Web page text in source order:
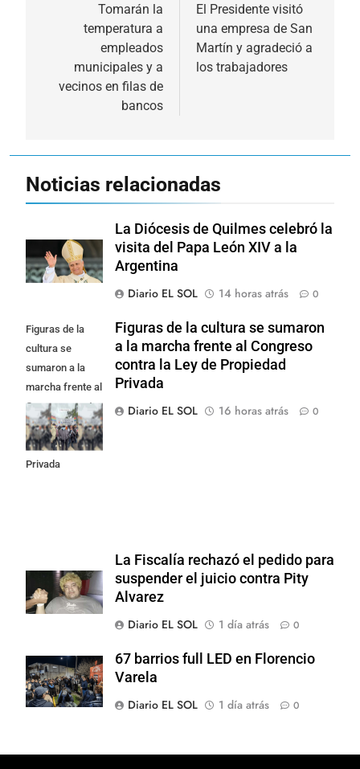
entradas
Tomarán la
temperatura a
empleados
municipales y a
vecinos en filas de
bancos
El Presidente visitó
una empresa de San
Martín y agradeció a
los trabajadores
Noticias relacionadas
La Diócesis de Quilmes celebró la
visita del Papa León XIV a la
Argentina
Diario EL SOL
14 horas atrás 0
Figuras de la
cultura se
sumaron a la
marcha frente al
Congreso contra
la Ley de
Propiedad
Privada
Figuras de la cultura se sumaron
a la marcha frente al Congreso
contra la Ley de Propiedad
Privada
Diario EL SOL
16 horas atrás 0
La Fiscalía rechazó el pedido para
suspender el juicio contra Pity
Alvarez
Diario EL SOL
1 día atrás 0
67 barrios full LED en Florencio
Varela
Diario EL SOL
1 día atrás 0